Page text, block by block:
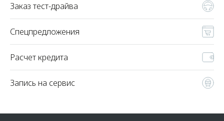
Заказ тест-драйва
Спецпредложения
Расчет кредита
Запись на сервис